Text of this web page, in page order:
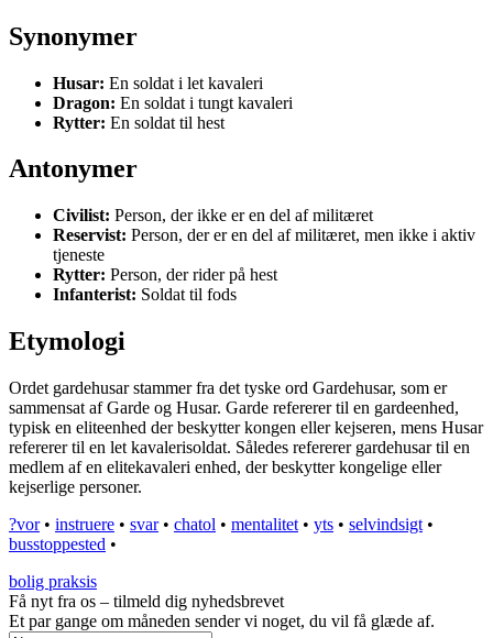
Synonymer
Husar: En soldat i let kavaleri
Dragon: En soldat i tungt kavaleri
Rytter: En soldat til hest
Antonymer
Civilist: Person, der ikke er en del af militæret
Reservist: Person, der er en del af militæret, men ikke i aktiv
tjeneste
Rytter: Person, der rider på hest
Infanterist: Soldat til fods
Etymologi
Ordet gardehusar stammer fra det tyske ord Gardehusar, som er
sammensat af Garde og Husar. Garde refererer til en gardeenhed,
typisk en eliteenhed der beskytter kongen eller kejseren, mens Husar
refererer til en let kavalerisoldat. Således refererer gardehusar til en
medlem af en elitekavaleri enhed, der beskytter kongelige eller
kejserlige personer.
?vor• instruere • svar• chatol • mentalitet • yts • selvindsigt •
busstoppested •
bolig praksis
Få nyt fra os – tilmeld dig nyhedsbrevet
Et par gange om måneden sender vi noget, du vil få glæde af.